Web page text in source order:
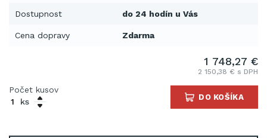
Dostupnost do 24 hodín u Vás
Cena dopravy Zdarma
1 748,27 €
2 150,38 € s DPH
Počet kusov
ks
DO KOŠÍKA